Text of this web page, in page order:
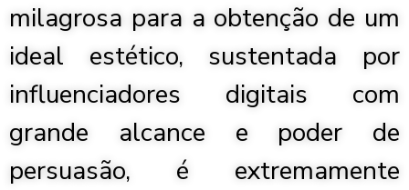
milagrosa para a obtenção de um
ideal estético, sustentada por
influenciadores digitais com
grande alcance e poder de
persuasão, é extremamente